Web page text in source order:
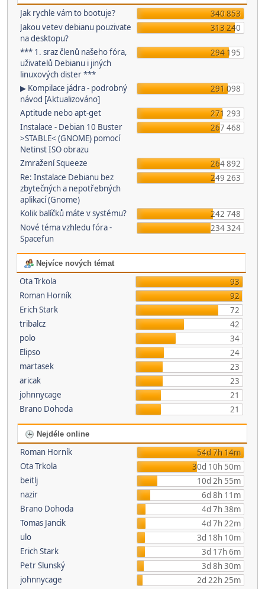
Jak rychle vám to bootuje?
340 853
Jakou vetev debianu pouzivate
na desktopu?
313 240
*** 1. sraz členů našeho fóra,
uživatelů Debianu i jiných
linuxových dister ***
294 195
▶ Kompilace jádra - podrobný
návod [Aktualizováno]
291 098
Aptitude nebo apt-get
271 293
Instalace - Debian 10 Buster
>STABLE< (GNOME) pomocí
Netinst ISO obrazu
267 468
Zmražení Squeeze
264 892
Re: Instalace Debianu bez
zbytečných a nepotřebných
aplikací (Gnome)
249 263
Kolik balíčků máte v systému?
242 748
Nové téma vzhledu fóra -
Spacefun
234 324
Nejvíce nových témat
Ota Trkola
93
Roman Horník
92
Erich Stark
72
tribalcz
42
polo
34
Elipso
24
martasek
23
aricak
23
johnnycage
21
Brano Dohoda
21
Nejdéle online
Roman Horník
54d 7h 14m
Ota Trkola
30d 10h 50m
beitlj
10d 2h 55m
nazir
6d 8h 11m
Brano Dohoda
4d 7h 38m
Tomas Jancik
4d 7h 22m
ulo
3d 18h 10m
Erich Stark
3d 17h 6m
Petr Slunský
3d 8h 30m
johnnycage
2d 22h 25m